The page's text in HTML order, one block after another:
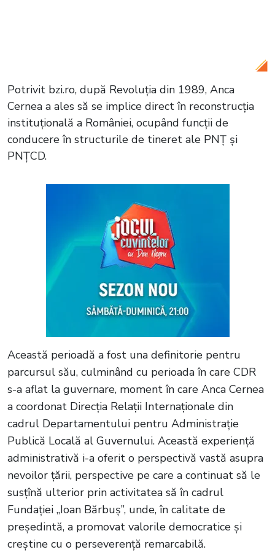
Potrivit bzi.ro, după Revoluția din 1989, Anca
Cernea a ales să se implice direct în reconstrucția
instituțională a României, ocupând funcții de
conducere în structurile de tineret ale PNȚ și
PNȚCD.
Această perioadă a fost una definitorie pentru
parcursul său, culminând cu perioada în care CDR
s-a aflat la guvernare, moment în care Anca Cernea
a coordonat Direcția Relații Internaționale din
cadrul Departamentului pentru Administrație
Publică Locală al Guvernului. Această experiență
administrativă i-a oferit o perspectivă vastă asupra
nevoilor țării, perspective pe care a continuat să le
susțînă ulterior prin activitatea să în cadrul
Fundației „Ioan Bărbuș”, unde, în calitate de
președintă, a promovat valorile democratice și
creștine cu o perseverență remarcabilă.